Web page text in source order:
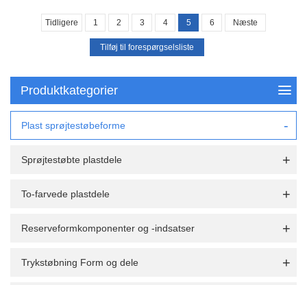
Tidligere 1 2 3 4 5 6 Næste
Produktkategorier
Plast sprøjtestøbeforme
Sprøjtestøbte plastdele
To-farvede plastdele
Reserveformkomponenter og -indsatser
Trykstøbning Form og dele